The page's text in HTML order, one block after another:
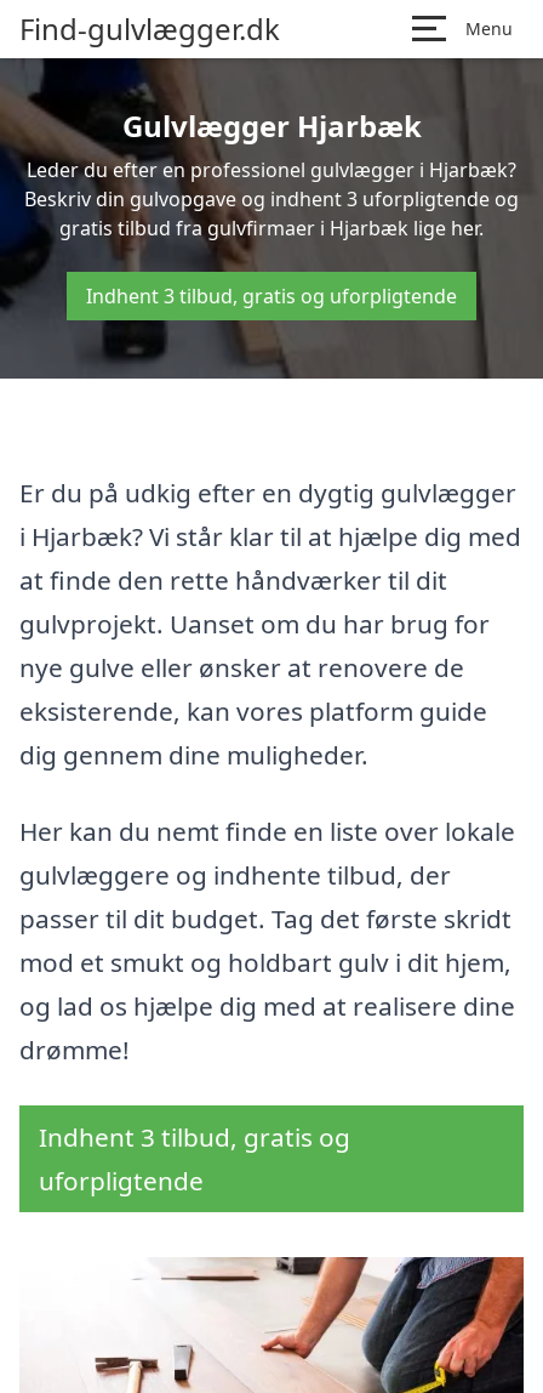
Find-gulvlægger.dk Menu
Gulvlægger Hjarbæk
Leder du efter en professionel gulvlægger i Hjarbæk?
Beskriv din gulvopgave og indhent 3 uforpligtende og
gratis tilbud fra gulvfirmaer i Hjarbæk lige her.
Indhent 3 tilbud, gratis og uforpligtende
Er du på udkig efter en dygtig gulvlægger
i Hjarbæk? Vi står klar til at hjælpe dig med
at finde den rette håndværker til dit
gulvprojekt. Uanset om du har brug for
nye gulve eller ønsker at renovere de
eksisterende, kan vores platform guide
dig gennem dine muligheder.
Her kan du nemt finde en liste over lokale
gulvlæggere og indhente tilbud, der
passer til dit budget. Tag det første skridt
mod et smukt og holdbart gulv i dit hjem,
og lad os hjælpe dig med at realisere dine
drømme!
Indhent 3 tilbud, gratis og
uforpligtende